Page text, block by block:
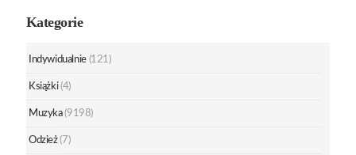
Kategorie
Indywidualnie (121)
Książki (4)
Muzyka (9198)
Odzież (7)